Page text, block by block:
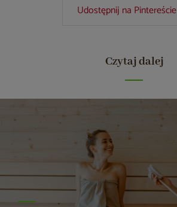
Udostępnij na Pintereście
Czytaj dalej